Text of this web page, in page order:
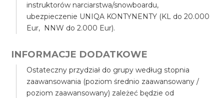
instruktorów narciarstwa/snowboardu,
ubezpieczenie UNIQA KONTYNENTY (KL do 20.000
Eur, NNW do 2.000 Eur).
INFORMACJE DODATKOWE
Ostateczny przydział do grupy według stopnia
zaawansowania (poziom średnio zaawansowany /
poziom zaawansowany) zależeć będzie od